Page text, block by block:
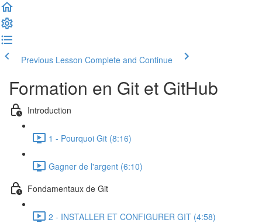
Previous Lesson Complete and Continue
Formation en Git et GitHub
Introduction
1 - Pourquoi Git (8:16)
Gagner de l'argent (6:10)
Fondamentaux de Git
2 - INSTALLER ET CONFIGURER GIT (4:58)